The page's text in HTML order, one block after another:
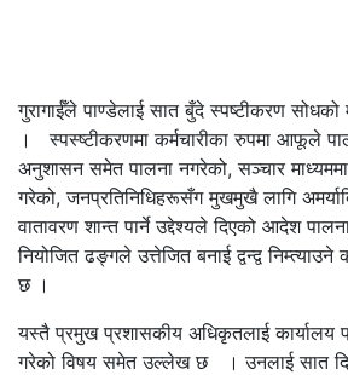
गुरागाईँले पाण्डेलाई सात बुँदे स्पष्टीकरण
। स्पस्ष्टीकरणमा कर्मचारीका रुपमा आफूले
अनुशासन समेत पालना नगरेको, सञ्चार
गरेको, जनप्रतिनिधिहरूसँग मुखमुखै लागि
वातावरण शान्त पार्ने उद्देश्यले दिएको आदेश
नियोजित ढङ्गले उत्तेजित बनाई द्वन्द्व
छ ।
यस्तै प्रमुख प्रशासकीय अधिकृतलाई कार्यालय
गरेको विषय समेत उल्लेख छ । उनलाई सात